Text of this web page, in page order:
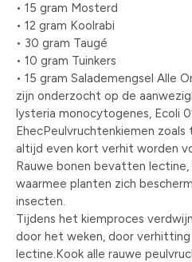
• 15 gram Mosterd
• 12 gram Koolrabi
• 30 gram Taugé
• 10 gram Tuinkers
• 15 gram Salademengsel Alle
zijn onderzocht op de
lysteria monocytogenes, Ecoli
EhecPeulvruchtenkiemen
altijd even kort verhit worden
Rauwe bonen bevatten
waarmee planten zich
insecten.
Tijdens het kiemproces
door het weken, door
lectine.Kook alle rauwe